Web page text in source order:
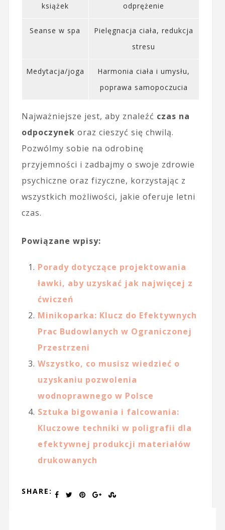
książek odprężenie
Seanse w spa
Pielęgnacja ciała, redukcja
stresu
Medytacja/joga
Harmonia ciała i umysłu,
poprawa samopoczucia
Najważniejsze jest, aby znaleźć czas na
odpoczynek oraz cieszyć się chwilą.
Pozwólmy sobie na odrobinę
przyjemności i zadbajmy o swoje zdrowie
psychiczne oraz fizyczne, korzystając z
wszystkich możliwości, jakie oferuje letni
czas.
Powiązane wpisy:
Porady dotyczące projektowania
ławki, aby uzyskać jak najwięcej z
ćwiczeń
Minikoparka: Klucz do Efektywnych
Prac Budowlanych w Ograniczonej
Przestrzeni
Wszystko, co musisz wiedzieć o
uzyskaniu pozwolenia
wodnoprawnego w Polsce
Sztuka bigowania i falcowania:
Kluczowe techniki w poligrafii dla
efektywnej produkcji materiałów
drukowanych
SHARE: